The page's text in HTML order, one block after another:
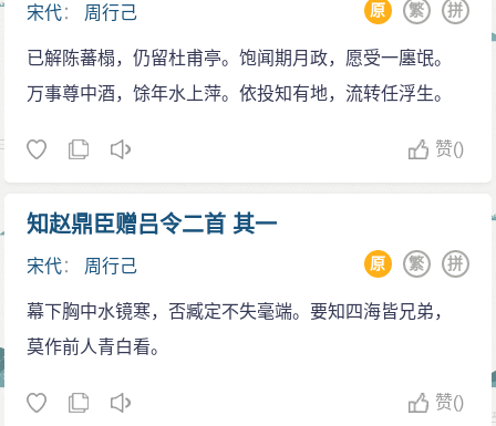
宋代： 周行己 拼
繁
原
已解陈蕃榻，仍留杜甫亭。饱闻期月政，愿受一廛氓。
万事尊中酒，馀年水上萍。依投知有地，流转任浮生。
赞()
知赵鼎臣赠吕令二首 其一
宋代： 周行己 拼
繁
原
幕下胸中水镜寒，否臧定不失毫端。要知四海皆兄弟，
莫作前人青白看。
赞()